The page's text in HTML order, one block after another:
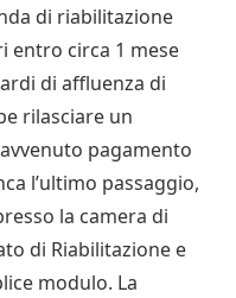
di riabilitazione
entro circa 1 mese
di affluenza di
rilasciare un
pagamento
l’ultimo passaggio,
la camera di
di Riabilitazione e
modulo. La